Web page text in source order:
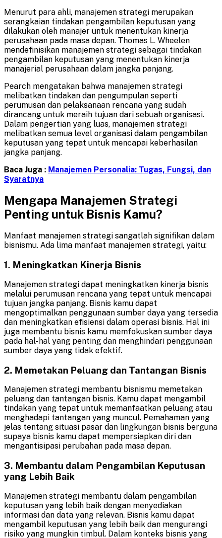
Menurut para ahli, manajemen strategi merupakan
serangkaian tindakan pengambilan keputusan yang
dilakukan oleh manajer untuk menentukan kinerja
perusahaan pada masa depan. Thomas L. Wheelen
mendefinisikan manajemen strategi sebagai tindakan
pengambilan keputusan yang menentukan kinerja
manajerial perusahaan dalam jangka panjang.
Pearch mengatakan bahwa manajemen strategi
melibatkan tindakan dan pengumpulan seperti
perumusan dan pelaksanaan rencana yang sudah
dirancang untuk meraih tujuan dari sebuah organisasi.
Dalam pengertian yang luas, manajemen strategi
melibatkan semua level organisasi dalam pengambilan
keputusan yang tepat untuk mencapai keberhasilan
jangka panjang.
Baca Juga : Manajemen Personalia: Tugas, Fungsi, dan
Syaratnya
Mengapa Manajemen Strategi
Penting untuk Bisnis Kamu?
Manfaat manajemen strategi sangatlah signifikan dalam
bisnismu. Ada lima manfaat manajemen strategi, yaitu:
1. Meningkatkan Kinerja Bisnis
Manajemen strategi dapat meningkatkan kinerja bisnis
melalui perumusan rencana yang tepat untuk mencapai
tujuan jangka panjang. Bisnis kamu dapat
mengoptimalkan penggunaan sumber daya yang tersedia
dan meningkatkan efisiensi dalam operasi bisnis. Hal ini
juga membantu bisnis kamu memfokuskan sumber daya
pada hal-hal yang penting dan menghindari penggunaan
sumber daya yang tidak efektif.
2. Memetakan Peluang dan Tantangan Bisnis
Manajemen strategi membantu bisnismu memetakan
peluang dan tantangan bisnis. Kamu dapat mengambil
tindakan yang tepat untuk memanfaatkan peluang atau
menghadapi tantangan yang muncul. Pemahaman yang
jelas tentang situasi pasar dan lingkungan bisnis berguna
supaya bisnis kamu dapat mempersiapkan diri dan
mengantisipasi perubahan pada masa depan.
3. Membantu dalam Pengambilan Keputusan
yang Lebih Baik
Manajemen strategi membantu dalam pengambilan
keputusan yang lebih baik dengan menyediakan
informasi dan data yang relevan. Bisnis kamu dapat
mengambil keputusan yang lebih baik dan mengurangi
risiko yang mungkin timbul. Dalam konteks bisnis yang